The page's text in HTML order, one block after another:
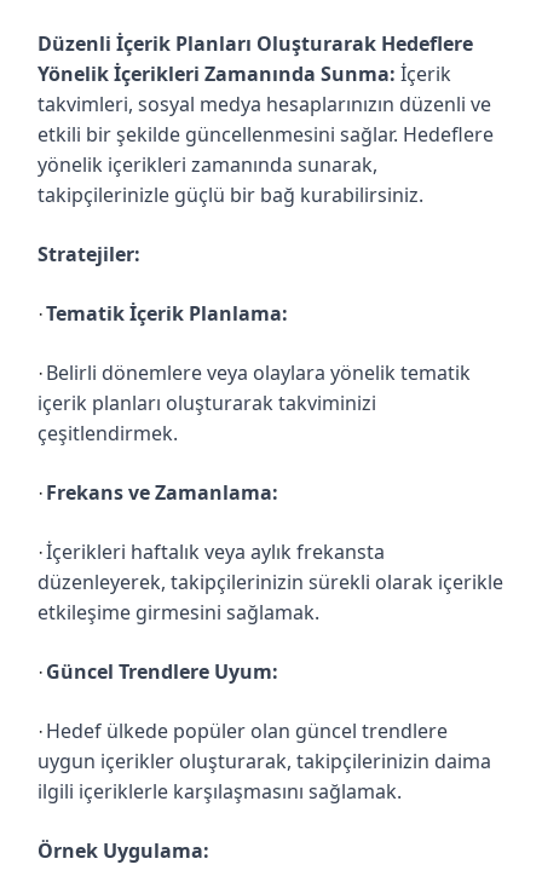
Düzenli İçerik Planları Oluşturarak Hedeflere
Yönelik İçerikleri Zamanında Sunma: İçerik
takvimleri, sosyal medya hesaplarınızın düzenli ve
etkili bir şekilde güncellenmesini sağlar. Hedeflere
yönelik içerikleri zamanında sunarak,
takipçilerinizle güçlü bir bağ kurabilirsiniz.
Stratejiler:
·Tematik İçerik Planlama:
· Belirli dönemlere veya olaylara yönelik tematik
içerik planları oluşturarak takviminizi
çeşitlendirmek.
· Frekans ve Zamanlama:
·İçerikleri haftalık veya aylık frekansta
düzenleyerek, takipçilerinizin sürekli olarak içerikle
etkileşime girmesini sağlamak.
· Güncel Trendlere Uyum:
· Hedef ülkede popüler olan güncel trendlere
uygun içerikler oluşturarak, takipçilerinizin daima
ilgili içeriklerle karşılaşmasını sağlamak.
Örnek Uygulama: